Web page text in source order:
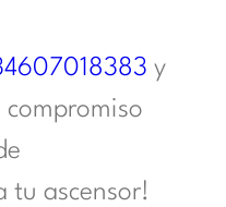
y
compromiso
tu ascensor!